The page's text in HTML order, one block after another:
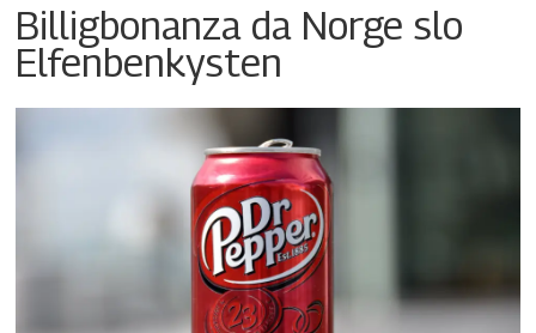
Billigbonanza da Norge slo
Elfenbenkysten